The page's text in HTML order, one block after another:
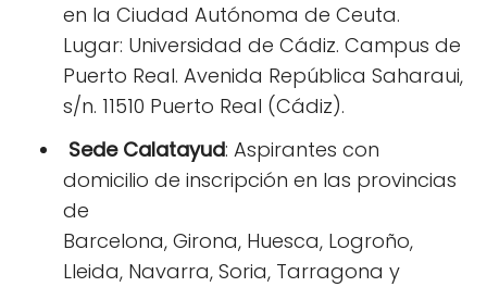
en la Ciudad Autónoma de Ceuta.
Lugar: Universidad de Cádiz. Campus de
Puerto Real. Avenida República Saharaui,
s/n. 11510 Puerto Real (Cádiz).
Sede Calatayud: Aspirantes con
domicilio de inscripción en las provincias
de
Barcelona, Girona, Huesca, Logroño,
Lleida, Navarra, Soria, Tarragona y